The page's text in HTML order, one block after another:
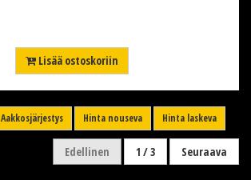
Lisää ostoskoriin
Aakkosjärjestys Hinta nouseva Hinta laskeva
Edellinen 1 / 3 Seuraava